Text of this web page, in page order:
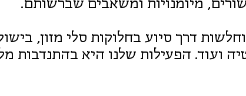
דרך סיוע בחלוקות סלי מזון,
ועוד. הפעילות שלנו היא